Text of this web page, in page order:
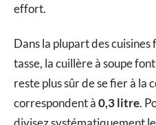
effort.
Dans la plupart des cuisines
tasse, la cuillère à soupe
reste plus sûr de se fier à la
correspondent à0,3 litre.